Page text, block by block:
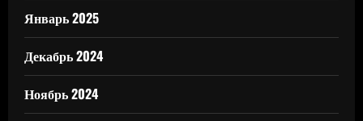
Январь 2025
Декабрь 2024
Ноябрь 2024